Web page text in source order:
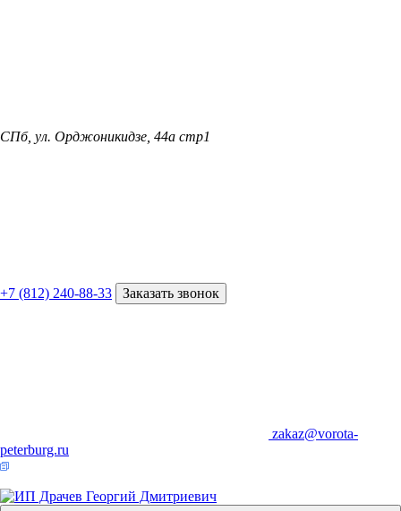
СПб, ул. Орджоникидзе, 44а стр1
+7 (812) 240-88-33 Заказать звонок
zakaz@vorota-
peterburg.ru